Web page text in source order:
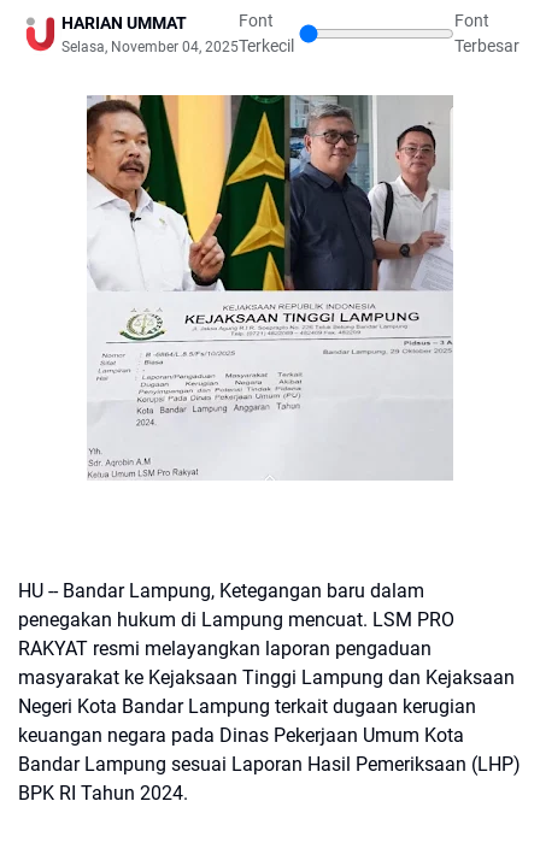
HARIAN UMMAT
Selasa, November 04, 2025
Font
Terkecil
Font
Terbesar
HU -- Bandar Lampung, Ketegangan baru dalam
penegakan hukum di Lampung mencuat. LSM PRO
RAKYAT resmi melayangkan laporan pengaduan
masyarakat ke Kejaksaan Tinggi Lampung dan Kejaksaan
Negeri Kota Bandar Lampung terkait dugaan kerugian
keuangan negara pada Dinas Pekerjaan Umum Kota
Bandar Lampung sesuai Laporan Hasil Pemeriksaan (LHP)
BPK RI Tahun 2024.